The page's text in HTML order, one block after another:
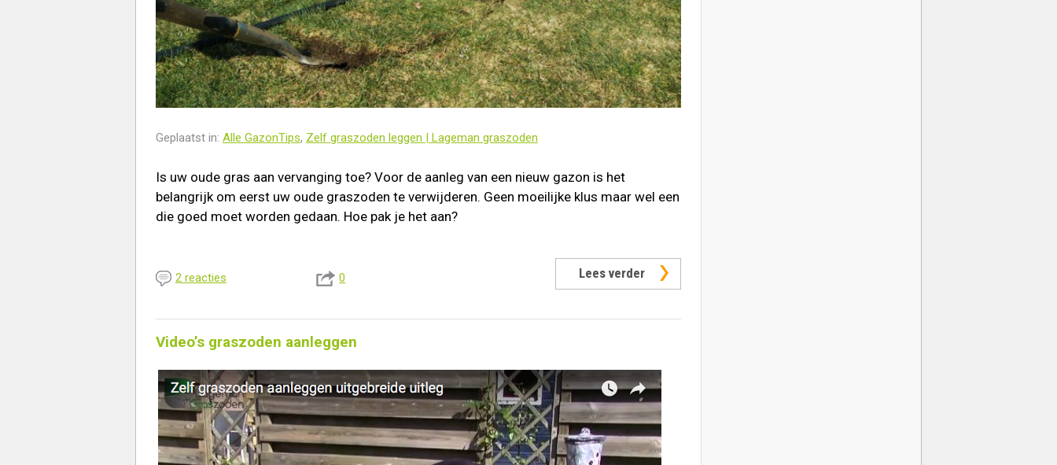
Geplaatst in: Alle GazonTips, Zelf graszoden leggen | Lageman graszoden
Is uw oude gras aan vervanging toe? Voor de aanleg van een nieuw gazon is het
belangrijk om eerst uw oude graszoden te verwijderen. Geen moeilijke klus maar wel een
die goed moet worden gedaan. Hoe pak je het aan?
2 reacties 0 Lees verder
Video’s graszoden aanleggen